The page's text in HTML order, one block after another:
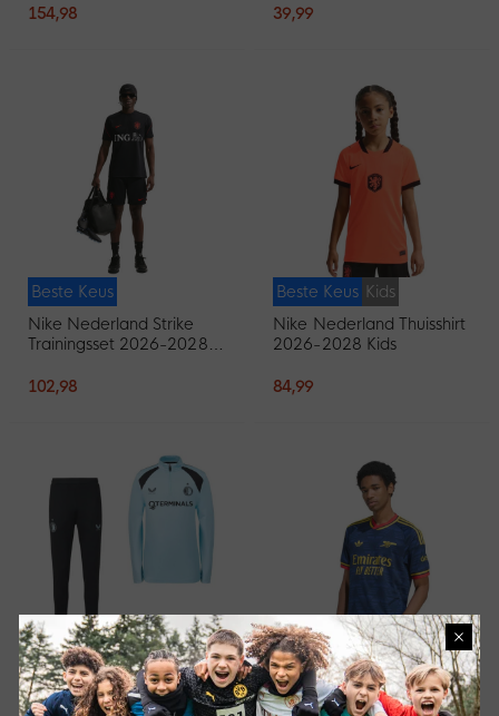
×
Lichtblauw
154,98
39,99
Beste Keus
Nike Nederland Strike
Trainingsset 2026-2028
102,98
Beste Keus Kids
Nike Nederland Thuisshirt
2026-2028 Kids
84,99
Beste Keus
Castore Feyenoord
Beste Keus Nieuw
adidas Arsenal Uitshirt